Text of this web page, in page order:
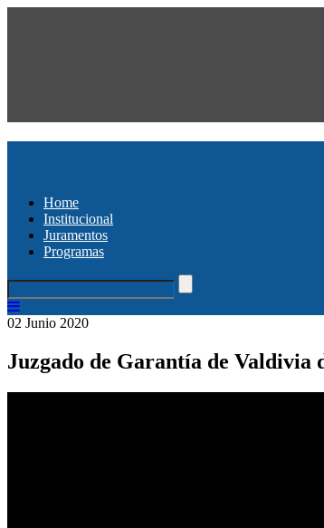
Home
Institucional
Juramentos
Programas
02 Junio 2020
Juzgado de Garantía de